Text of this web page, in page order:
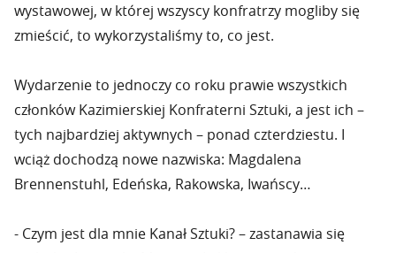
wystawowej, w której wszyscy konfratrzy mogliby się
zmieścić, to wykorzystaliśmy to, co jest.
Wydarzenie to jednoczy co roku prawie wszystkich
członków Kazimierskiej Konfraterni Sztuki, a jest ich –
tych najbardziej aktywnych – ponad czterdziestu. I
wciąż dochodzą nowe nazwiska: Magdalena
Brennenstuhl, Edeńska, Rakowska, Iwańscy…
- Czym jest dla mnie Kanał Sztuki? – zastanawia się